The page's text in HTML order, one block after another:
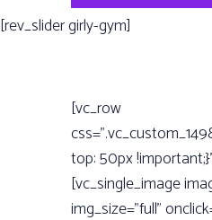
[rev_slider girly-gym]
[vc_row
top: 50px
[vc_single_image
img_size=”full”